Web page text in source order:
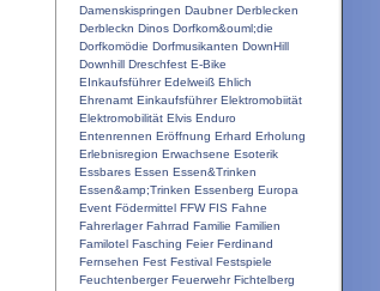
Damenskispringen Daubner Derblecken
Derbleckn Dinos Dorfkom&ouml;die
Dorfkomödie Dorfmusikanten DownHill
Downhill Dreschfest E-Bike
EInkaufsführer Edelweiß Ehlich
Ehrenamt Einkaufsführer Elektromobiität
Elektromobilität Elvis Enduro
Entenrennen Eröffnung Erhard Erholung
Erlebnisregion Erwachsene Esoterik
Essbares Essen Essen&Trinken
Essen&amp;Trinken Essenberg Europa
Event Födermittel FFW FIS Fahne
Fahrerlager Fahrrad Familie Familien
Familotel Fasching Feier Ferdinand
Fernsehen Fest Festival Festspiele
Feuchtenberger Feuerwehr Fichtelberg